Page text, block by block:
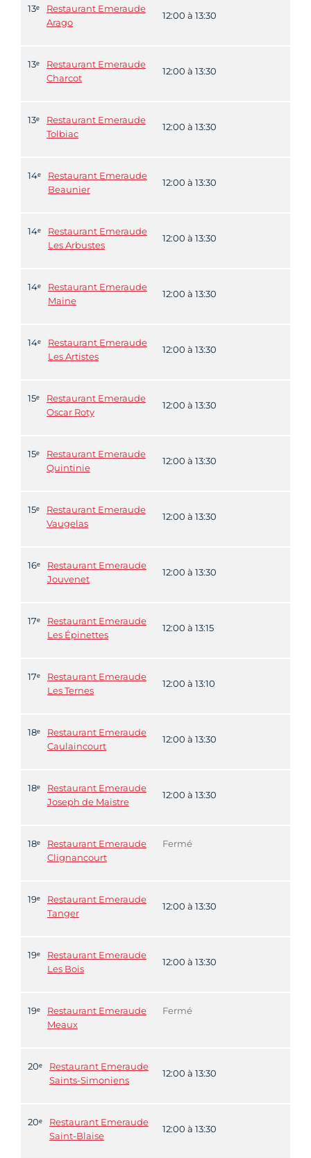
13ᵉ
Restaurant Emeraude
Arago
12:00 à 13:30
13ᵉ
Restaurant Emeraude
Charcot
12:00 à 13:30
13ᵉ
Restaurant Emeraude
Tolbiac
12:00 à 13:30
14ᵉ
Restaurant Emeraude
Beaunier
12:00 à 13:30
14ᵉ
Restaurant Emeraude
Les Arbustes
12:00 à 13:30
14ᵉ
Restaurant Emeraude
Maine
12:00 à 13:30
14ᵉ
Restaurant Emeraude
Les Artistes
12:00 à 13:30
15ᵉ
Restaurant Emeraude
Oscar Roty
12:00 à 13:30
15ᵉ
Restaurant Emeraude
Quintinie
12:00 à 13:30
15ᵉ
Restaurant Emeraude
Vaugelas
12:00 à 13:30
16ᵉ
Restaurant Emeraude
Jouvenet
12:00 à 13:30
17ᵉ
Restaurant Emeraude
Les Épinettes
12:00 à 13:15
17ᵉ
Restaurant Emeraude
Les Ternes
12:00 à 13:10
18ᵉ
Restaurant Emeraude
Caulaincourt
12:00 à 13:30
18ᵉ
Restaurant Emeraude
Joseph de Maistre
12:00 à 13:30
18ᵉ
Restaurant Emeraude
Clignancourt
Fermé
19ᵉ
Restaurant Emeraude
Tanger
12:00 à 13:30
19ᵉ
Restaurant Emeraude
Les Bois
12:00 à 13:30
19ᵉ
Restaurant Emeraude
Meaux
Fermé
20ᵉ
Restaurant Emeraude
Saints-Simoniens
12:00 à 13:30
20ᵉ
Restaurant Emeraude
Saint-Blaise
12:00 à 13:30